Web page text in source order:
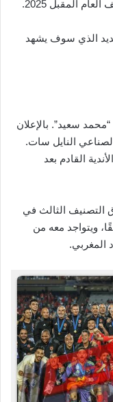
المقبل 2025.
الذي سوف يشهد
سعيد”. بالإعلان
النايل سات.
القادم بعد
التصنيف الثالث في
ويتواجد معه من
المغربي.